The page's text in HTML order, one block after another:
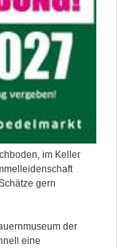
im Keller
gern
der
eine